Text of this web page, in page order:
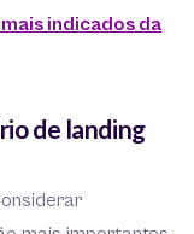
indicados da
de landing